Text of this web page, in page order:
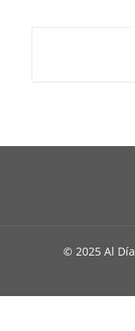
© 2025 Al